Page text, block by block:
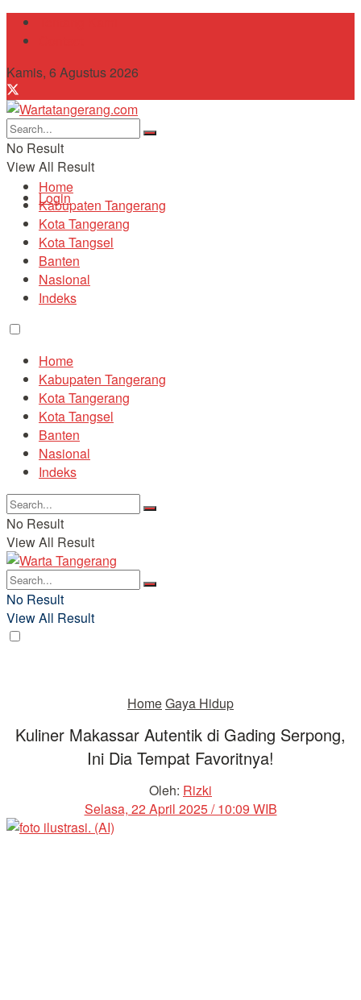
Kamis, 6 Agustus 2026
No Result
View All Result
Login
Home
Kabupaten Tangerang
Kota Tangerang
Kota Tangsel
Banten
Nasional
Indeks
Home
Kabupaten Tangerang
Kota Tangerang
Kota Tangsel
Banten
Nasional
Indeks
No Result
View All Result
No Result
View All Result
HomeGaya Hidup
Kuliner Makassar Autentik di Gading Serpong,
Ini Dia Tempat Favoritnya!
Oleh: Rizki
Selasa, 22 April 2025 / 10:09 WIB